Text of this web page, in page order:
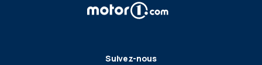
Suivez-nous